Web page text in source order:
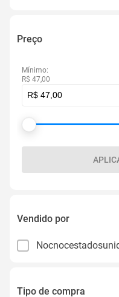
Preço
Mínimo:
R$ 47,00
Vendido por
Tipo de compra